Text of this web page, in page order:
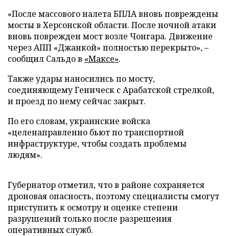
«После массового налета БПЛА вновь повреждены
мосты в Херсонской области. После ночной атаки
вновь поврежден мост возле Чонгара. Движение
через АПП «Джанкой» полностью перекрыто», –
сообщил Сальдо в «Максе».
Также удары наносились по мосту,
соединяющему Геническ с Арабатской стрелкой,
и проезд по нему сейчас закрыт.
По его словам, украинские войска
«целенаправленно бьют по транспортной
инфраструктуре, чтобы создать проблемы
людям».
Губернатор отметил, что в районе сохраняется
дроновая опасность, поэтому специалисты смогут
приступить к осмотру и оценке степени
разрушений только после разрешения
оперативных служб.